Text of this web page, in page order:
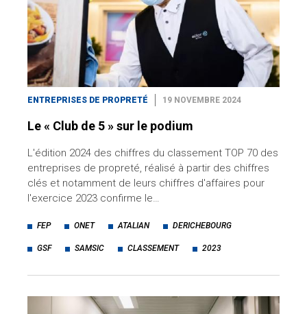
ENTREPRISES DE PROPRETÉ 19 NOVEMBRE 2024
Le « Club de 5 » sur le podium
L'édition 2024 des chiffres du classement TOP 70 des
entreprises de propreté, réalisé à partir des chiffres
clés et notamment de leurs chiffres d'affaires pour
l'exercice 2023 confirme le…
FEP ONET ATALIAN DERICHEBOURG
GSF SAMSIC CLASSEMENT 2023